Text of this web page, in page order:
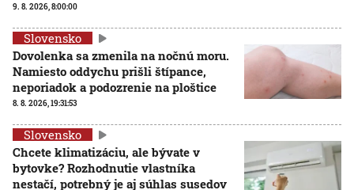
9. 8. 2026, 8:00:00
Slovensko
Dovolenka sa zmenila na nočnú moru.
Namiesto oddychu prišli štípance,
neporiadok a podozrenie na ploštice
8. 8. 2026, 19:31:53
Slovensko
Chcete klimatizáciu, ale bývate v
bytovke? Rozhodnutie vlastníka
nestačí, potrebný je aj súhlas susedov